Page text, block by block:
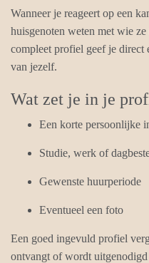
Wanneer je reageert op een
huisgenoten weten met wie
compleet profiel geef je direct
van jezelf.
Wat zet je in je
Een korte persoonlijke
Studie, werk of
Gewenste huurperiode
Eventueel een foto
Een goed ingevuld profiel
ontvangt of wordt